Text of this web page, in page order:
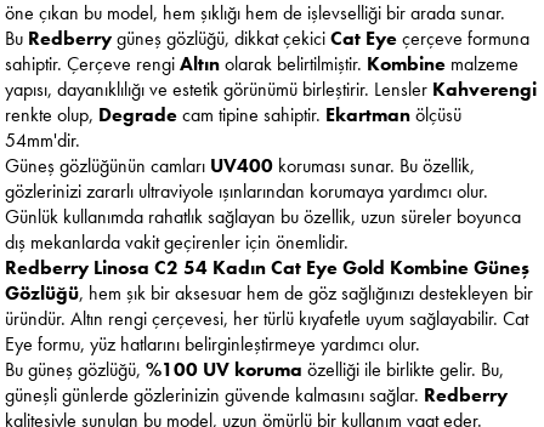
öne çıkan bu model, hem şıklığı hem de işlevselliği bir arada sunar.
Bu Redberrygüneş gözlüğü, dikkat çekiciCat Eyeçerçeve formuna
sahiptir. Çerçeve rengiAltınolarak belirtilmiştir. Kombine malzeme
yapısı, dayanıklılığı ve estetik görünümü birleştirir. Lensler Kahverengi
renkte olup, Degradecam tipine sahiptir. Ekartmanölçüsü
54mm'dir.
Güneş gözlüğünün camları UV400 koruması sunar. Bu özellik,
gözlerinizi zararlı ultraviyole ışınlarından korumaya yardımcı olur.
Günlük kullanımda rahatlık sağlayan bu özellik, uzun süreler boyunca
dış mekanlarda vakit geçirenler için önemlidir.
Redberry Linosa C2 54 Kadın Cat Eye Gold Kombine Güneş
Gözlüğü, hem şık bir aksesuar hem de göz sağlığınızı destekleyen bir
üründür. Altın rengi çerçevesi, her türlü kıyafetle uyum sağlayabilir. Cat
Eye formu, yüz hatlarını belirginleştirmeye yardımcı olur.
Bu güneş gözlüğü,%100 UV koruma özelliği ile birlikte gelir. Bu,
güneşli günlerde gözlerinizin güvende kalmasını sağlar. Redberry
kalitesiyle sunulan bu model, uzun ömürlü bir kullanım vaat eder.